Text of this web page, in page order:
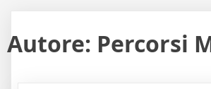
Autore: Percorsi